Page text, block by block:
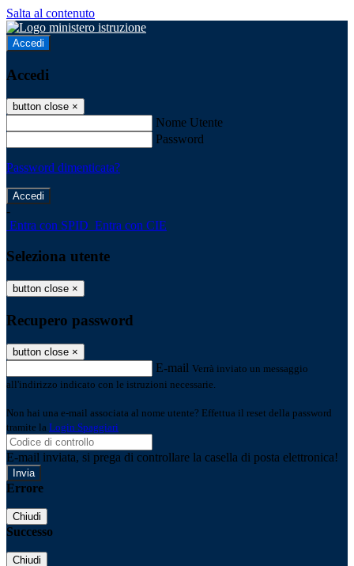
Salta al contenuto
Accedi
Accedi
button close ×
Nome Utente
Password
Password dimenticata?
-
Entra con SPID Entra con CIE
Seleziona utente
button close ×
Recupero password
button close ×
E-mail Verrà inviato un messaggio
all'indirizzo indicato con le istruzioni necessarie.
Non hai una e-mail associata al nome utente? Effettua il reset della password
tramite la Login Spaggiari
E-mail inviata, si prega di controllare la casella di posta elettronica!
Errore
Chiudi
Successo
Chiudi